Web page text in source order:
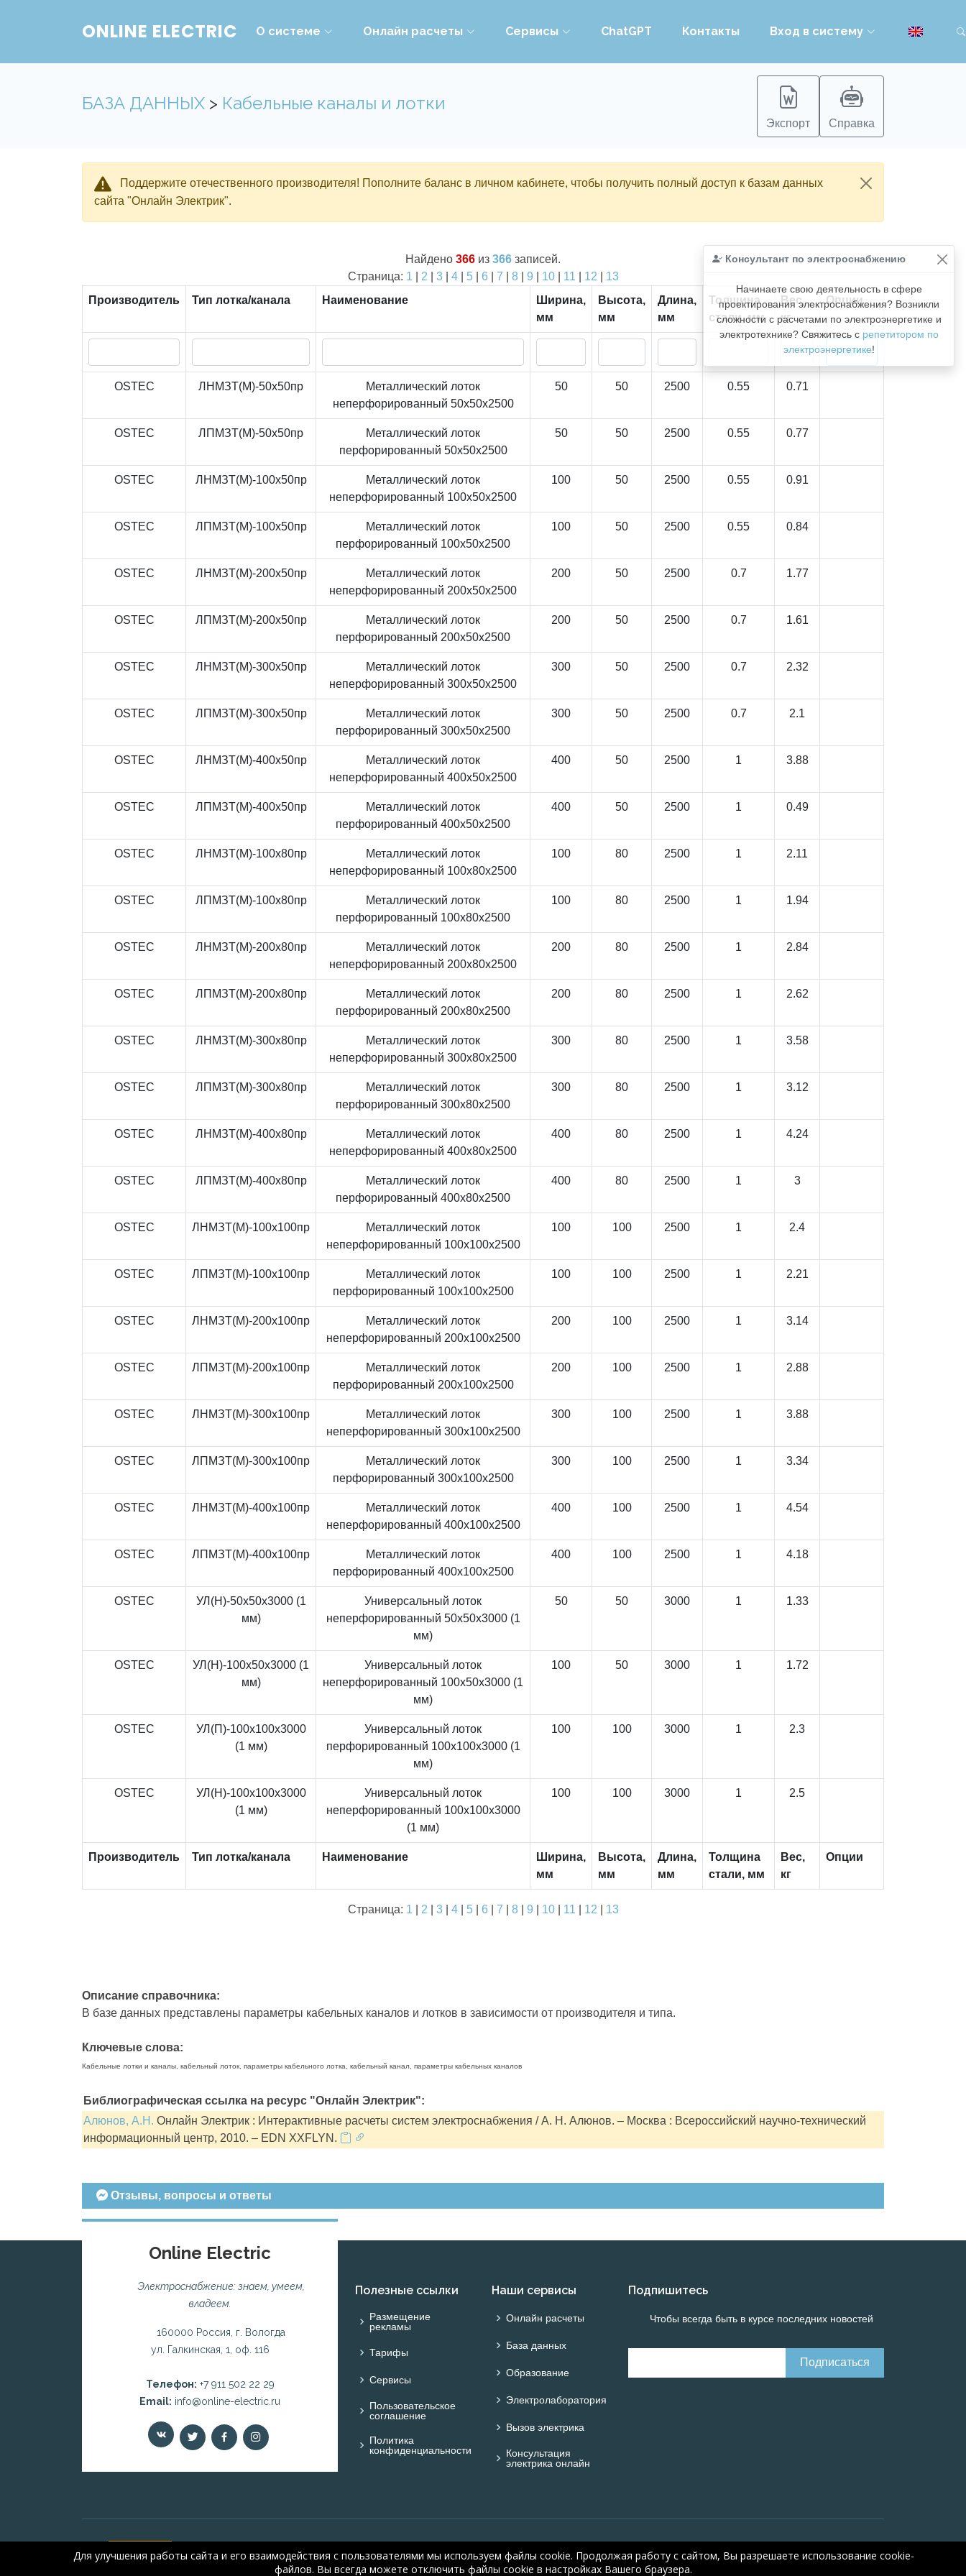
ONLINE ELECTRIC О системе Онлайн расчеты Сервисы ChatGPT Контакты Вход в систему
БАЗА ДАННЫХ > Кабельные каналы и лотки
Экспорт Справка
Поддержите отечественного производителя! Пополните баланс в личном кабинете, чтобы получить полный доступ к базам данных
сайта "Онлайн Электрик".
Консультант по электроснабжению
Начинаете свою деятельность в сфере
проектирования электроснабжения? Возникли
сложности с расчетами по электроэнергетике и
электротехнике? Свяжитесь с репетитором по
электроэнергетике!
Найдено 366 из 366 записей.
Страница: 1 2 3| 4| 5| 6 7 8| 9 10| 11 12
13
Производитель
Тип лотка/канала Наименование
Ширина,
мм
Высота,
мм
Длина,
мм
Толщина
стали, мм
Вес,
кг
Опции
OSTEC ЛНМЗТ(М)-50x50пр
Металлический лоток
неперфорированный 50x50x2500
50 50 2500 0.55 0.71
OSTEC ЛПМЗТ(М)-50x50пр
Металлический лоток
перфорированный 50x50x2500
50 50 2500 0.55 0.77
OSTEC ЛНМЗТ(М)-100x50пр
Металлический лоток
неперфорированный 100x50x2500
100 50 2500 0.55 0.91
OSTEC ЛПМЗТ(М)-100x50пр
Металлический лоток
перфорированный 100x50x2500
100 50 2500 0.55 0.84
OSTEC ЛНМЗТ(М)-200x50пр
Металлический лоток
неперфорированный 200x50x2500
200 50 2500 0.7 1.77
OSTEC ЛПМЗТ(М)-200x50пр
Металлический лоток
перфорированный 200x50x2500
200 50 2500 0.7 1.61
OSTEC ЛНМЗТ(М)-300x50пр
Металлический лоток
неперфорированный 300x50x2500
300 50 2500 0.7 2.32
OSTEC ЛПМЗТ(М)-300x50пр
Металлический лоток
перфорированный 300x50x2500
300 50 2500 0.7 2.1
OSTEC ЛНМЗТ(М)-400x50пр
Металлический лоток
неперфорированный 400x50x2500
400 50 2500 1 3.88
OSTEC ЛПМЗТ(М)-400x50пр
Металлический лоток
перфорированный 400x50x2500
400 50 2500 1 0.49
OSTEC ЛНМЗТ(М)-100x80пр
Металлический лоток
неперфорированный 100x80x2500
100 80 2500 1 2.11
OSTEC ЛПМЗТ(М)-100x80пр
Металлический лоток
перфорированный 100x80x2500
100 80 2500 1 1.94
OSTEC ЛНМЗТ(М)-200x80пр
Металлический лоток
неперфорированный 200x80x2500
200 80 2500 1 2.84
OSTEC ЛПМЗТ(М)-200x80пр
Металлический лоток
перфорированный 200x80x2500
200 80 2500 1 2.62
OSTEC ЛНМЗТ(М)-300x80пр
Металлический лоток
неперфорированный 300x80x2500
300 80 2500 1 3.58
OSTEC ЛПМЗТ(М)-300x80пр
Металлический лоток
перфорированный 300x80x2500
300 80 2500 1 3.12
OSTEC ЛНМЗТ(М)-400x80пр
Металлический лоток
неперфорированный 400x80x2500
400 80 2500 1 4.24
OSTEC ЛПМЗТ(М)-400x80пр
Металлический лоток
перфорированный 400x80x2500
400 80 2500 1 3
OSTEC ЛНМЗТ(М)-100x100пр
Металлический лоток
неперфорированный 100x100x2500
100 100 2500 1 2.4
OSTEC ЛПМЗТ(М)-100x100пр
Металлический лоток
перфорированный 100x100x2500
100 100 2500 1 2.21
OSTEC ЛНМЗТ(М)-200x100пр
Металлический лоток
неперфорированный 200x100x2500
200 100 2500 1 3.14
OSTEC ЛПМЗТ(М)-200x100пр
Металлический лоток
перфорированный 200x100x2500
200 100 2500 1 2.88
OSTEC ЛНМЗТ(М)-300x100пр
Металлический лоток
неперфорированный 300x100x2500
300 100 2500 1 3.88
OSTEC ЛПМЗТ(М)-300x100пр
Металлический лоток
перфорированный 300x100x2500
300 100 2500 1 3.34
OSTEC ЛНМЗТ(М)-400x100пр
Металлический лоток
неперфорированный 400x100x2500
400 100 2500 1 4.54
OSTEC ЛПМЗТ(М)-400x100пр
Металлический лоток
перфорированный 400x100x2500
400 100 2500 1 4.18
OSTEC
УЛ(Н)-50x50x3000 (1
мм)
Универсальный лоток
неперфорированный 50x50x3000 (1
мм)
50 50 3000 1 1.33
OSTEC
УЛ(Н)-100x50x3000 (1
мм)
Универсальный лоток
неперфорированный 100x50x3000 (1
мм)
100 50 3000 1 1.72
OSTEC
УЛ(П)-100x100x3000
(1 мм)
Универсальный лоток
перфорированный 100x100x3000 (1
мм)
100 100 3000 1 2.3
OSTEC
УЛ(Н)-100x100x3000
(1 мм)
Универсальный лоток
неперфорированный 100x100x3000
(1 мм)
100 100 3000 1 2.5
Производитель Тип лотка/канала Наименование
Ширина,
мм
Высота,
мм
Длина,
мм
Толщина
стали, мм
Вес,
кг
Опции
Страница: 1 2 3| 4| 5| 6 7 8| 9 10| 11 12 13
Описание справочника:
В базе данных представлены параметры кабельных каналов и лотков в зависимости от производителя и типа.
Ключевые слова:
Кабельные лотки и каналы, кабельный лоток, параметры кабельного лотка, кабельный канал, параметры кабельных каналов
Библиографическая ссылка на ресурс "Онлайн Электрик":
Алюнов, А.Н. Онлайн Электрик : Интерактивные расчеты систем электроснабжения / А. Н. Алюнов. – Москва : Всероссийский научно-технический
информационный центр, 2010. – EDN XXFLYN.
Отзывы, вопросы и ответы
Online Electric
Электроснабжение: знаем, умеем,
владеем.
160000 Россия, г. Вологда
ул. Галкинская, 1, оф. 116
Телефон: +7 911 502 22 29
Email: info@online-electric.ru
Полезные ссылки
Размещение
рекламы
Тарифы
Сервисы
Пользовательское
соглашение
Политика
конфиденциальности
Наши сервисы
Онлайн расчеты
База данных
Образование
Электролаборатория
Вызов электрика
Консультация
электрика онлайн
Подпишитесь
Чтобы всегда быть в курсе последних новостей
electric.ru, 2008-2026
Для улучшения работы сайта и его взаимодействия с пользователями мы используем файлы cookie. Продолжая работу с сайтом, Вы разрешаете использование cookie-
файлов. Вы всегда можете отключить файлы cookie в настройках Вашего браузера.